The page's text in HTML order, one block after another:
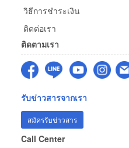
วิธีการชำระเงิน
ติดต่อเรา
ติดตามเรา
รับข่าวสารจากเรา
สมัครรับข่าวสาร
Call Center